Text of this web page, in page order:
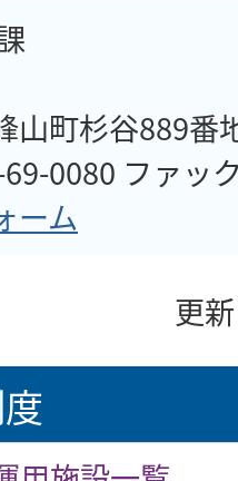
山町杉谷889番
0080 ファッ
ーム
更